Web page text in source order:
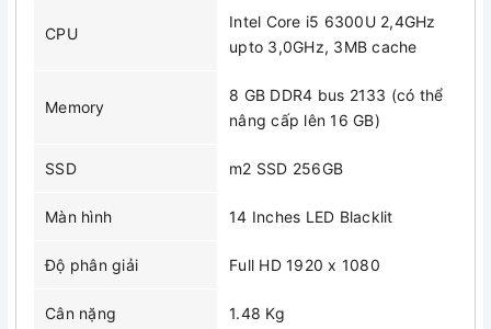
CPU
Intel Core i5 6300U 2,4GHz
upto 3,0GHz, 3MB cache
Memory
8 GB DDR4 bus 2133 (có thể
nâng cấp lên 16 GB)
SSD m2 SSD 256GB
Màn hình 14 Inches LED Blacklit
Độ phân giải Full HD 1920 x 1080
Cân nặng 1.48 Kg